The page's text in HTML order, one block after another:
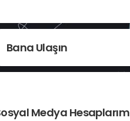
Bana Ulaşın
Medya Hesaplarım